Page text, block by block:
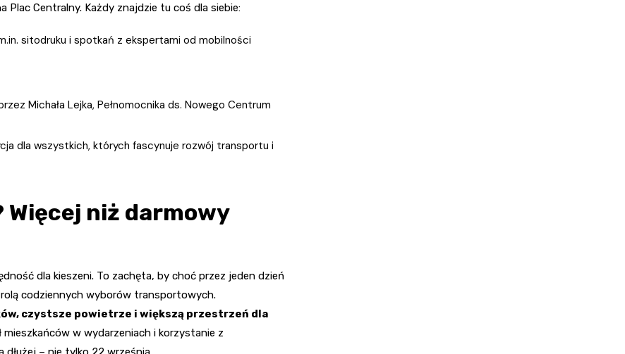
Plac Centralny. Każdy znajdzie tu coś dla siebie:
sitodruku i spotkań z ekspertami od mobilności
Michała Lejka, Pełnomocnika ds. Nowego Centrum
dla wszystkich, których fascynuje rozwój transportu i
Więcej niż darmowy
dla kieszeni. To zachęta, by choć przez jeden dzień
codziennych wyborów transportowych.
czystsze powietrze i większą przestrzeń dla
mieszkańców w wydarzeniach i korzystanie z